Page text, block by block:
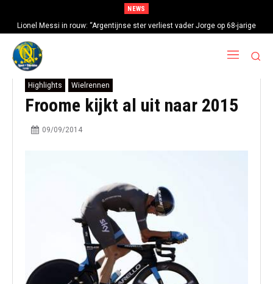
NEWS
Lionel Messi in rouw: “Argentijnse ster verliest vader Jorge op 68-jarige
leeftijd na gezondheidsproblemen”
Highlights Wielrennen
Froome kijkt al uit naar 2015
09/09/2014